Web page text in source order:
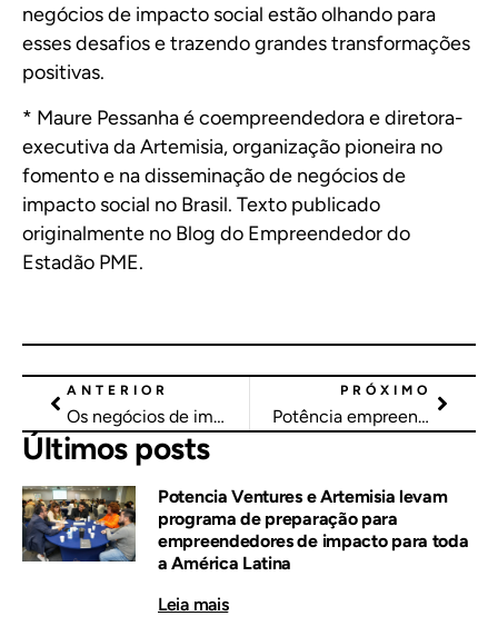
negócios de impacto social estão olhando para
esses desafios e trazendo grandes transformações
positivas.
* Maure Pessanha é coempreendedora e diretora-
executiva da Artemisia, organização pioneira no
fomento e na disseminação de negócios de
impacto social no Brasil. Texto publicado
originalmente no Blog do Empreendedor do
Estadão PME.
ANTERIOR
Os negócios de impacto social oferecem soluções concretas para problemas reais da sociedade brasileira?
PRÓXIMO
Potência empreendedora faz periferia criar soluções, não ser só beneficiária
Últimos posts
Potencia Ventures e Artemisia levam
programa de preparação para
empreendedores de impacto para toda
a América Latina
Leia mais